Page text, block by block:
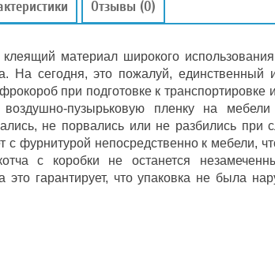
Отзывы (0)
материал широкого
На сегодня, это пожалуй,
при подготовке к транспортировке
воздушно-пузырьковую пленку на
не порвались или не разбились при
с фурнитурой непосредственно к мебели,
с коробки не останется
гарантирует, что упаковка не была